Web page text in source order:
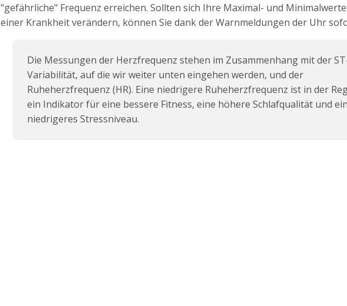
"gefährliche" Frequenz erreichen. Sollten sich Ihre Maximal- und
einer Krankheit verändern, können Sie dank der Warnmeldungen der Uhr
Die Messungen der Herzfrequenz stehen im Zusammenhang mit der
Variabilität, auf die wir weiter unten eingehen werden, und der
Ruheherzfrequenz (HR). Eine niedrigere Ruheherzfrequenz ist in der
ein Indikator für eine bessere Fitness, eine höhere Schlafqualität und ein
niedrigeres Stressniveau.